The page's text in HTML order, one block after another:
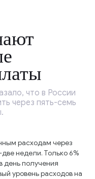
что в России
через пять-семь
расходам через
недели. Только 6%
день получения
уровень расходов на